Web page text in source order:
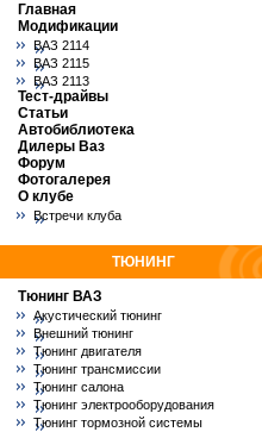
Главная
Модификации
ВАЗ 2114
ВАЗ 2115
ВАЗ 2113
Тест-драйвы
Статьи
Автобиблиотека
Дилеры Ваз
Форум
Фотогалерея
О клубе
Встречи клуба
ТЮНИНГ
Тюнинг ВАЗ
Акустический тюнинг
Внешний тюнинг
Тюнинг двигателя
Тюнинг трансмиссии
Тюнинг салона
Тюнинг электрооборудования
Тюнинг тормозной системы